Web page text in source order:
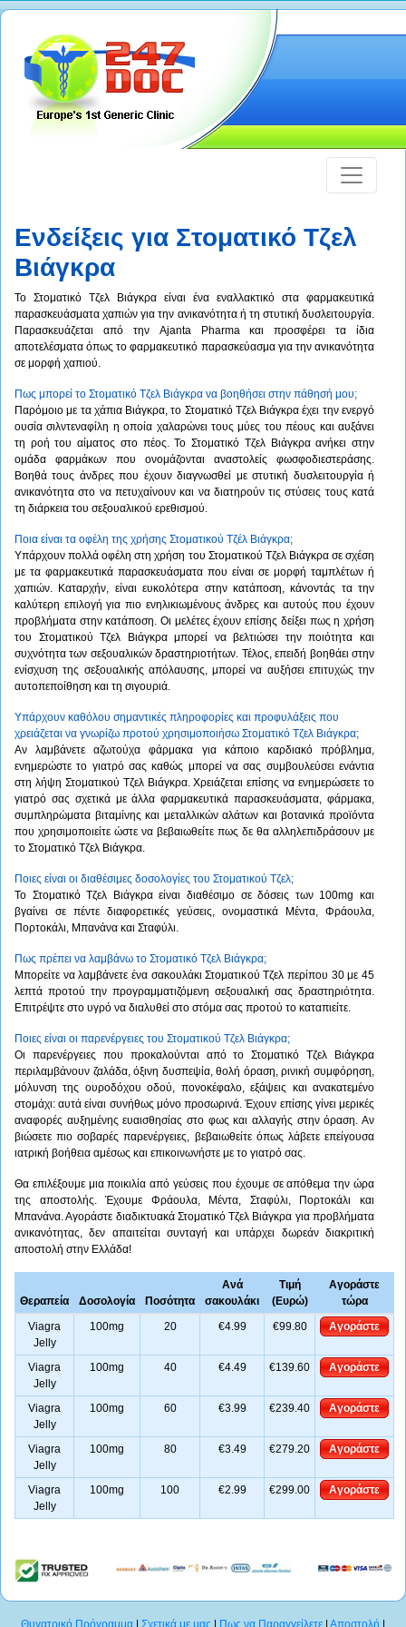
Ενδείξεις για Στοματικό Τζελ
Βιάγκρα
Το Στοματικό Τζελ Βιάγκρα είναι ένα εναλλακτικό στα φαρμακευτικά
παρασκευάσματα χαπιών για την ανικανότητα ή τη στυτική δυσλειτουργία.
Παρασκευάζεται από την Ajanta Pharma και προσφέρει τα ίδια
αποτελέσματα όπως το φαρμακευτικό παρασκεύασμα για την ανικανότητα
σε μορφή χαπιού.
Πως μπορεί το Στοματικό Τζελ Βιάγκρα να βοηθήσει στην πάθησή μου;
Παρόμοιο με τα χάπια Βιάγκρα, το Στοματικό Τζελ Βιάγκρα έχει την ενεργό
ουσία σιλντεναφίλη η οποία χαλαρώνει τους μύες του πέους και αυξάνει
τη ροή του αίματος στο πέος. Το Στοματικό Τζελ Βιάγκρα ανήκει στην
ομάδα φαρμάκων που ονομάζονται αναστολείς φωσφοδιεστεράσης.
Βοηθά τους άνδρες που έχουν διαγνωσθεί με στυτική δυσλειτουργία ή
ανικανότητα στο να πετυχαίνουν και να διατηρούν τις στύσεις τους κατά
τη διάρκεια του σεξουαλικού ερεθισμού.
Ποια είναι τα οφέλη της χρήσης Στοματικού Τζέλ Βιάγκρα;
Υπάρχουν πολλά οφέλη στη χρήση του Στοματικού Τζελ Βιάγκρα σε σχέση
με τα φαρμακευτικά παρασκευάσματα που είναι σε μορφή ταμπλέτων ή
χαπιών. Καταρχήν, είναι ευκολότερα στην κατάποση, κάνοντάς τα την
καλύτερη επιλογή για πιο ενηλικιωμένους άνδρες και αυτούς που έχουν
προβλήματα στην κατάποση. Οι μελέτες έχουν επίσης δείξει πως η χρήση
του Στοματικού Τζελ Βιάγκρα μπορεί να βελτιώσει την ποιότητα και
συχνότητα των σεξουαλικών δραστηριοτήτων. Τέλος, επειδή βοηθάει στην
ενίσχυση της σεξουαλικής απόλαυσης, μπορεί να αυξήσει επιτυχώς την
αυτοπεποίθηση και τη σιγουριά.
Υπάρχουν καθόλου σημαντικές πληροφορίες και προφυλάξεις που
χρειάζεται να γνωρίζω προτού χρησιμοποιήσω Στοματικό Τζελ Βιάγκρα;
Αν λαμβάνετε αζωτούχα φάρμακα για κάποιο καρδιακό πρόβλημα,
ενημερώστε το γιατρό σας καθώς μπορεί να σας συμβουλεύσει ενάντια
στη λήψη Στοματικού Τζελ Βιάγκρα. Χρειάζεται επίσης να ενημερώσετε το
γιατρό σας σχετικά με άλλα φαρμακευτικά παρασκευάσματα, φάρμακα,
συμπληρώματα βιταμίνης και μεταλλικών αλάτων και βοτανικά προϊόντα
που χρησιμοποιείτε ώστε να βεβαιωθείτε πως δε θα αλληλεπιδράσουν με
το Στοματικό Τζελ Βιάγκρα.
Ποιες είναι οι διαθέσιμες δοσολογίες του Στοματικού Τζελ;
Το Στοματικό Τζελ Βιάγκρα είναι διαθέσιμο σε δόσεις των 100mg και
βγαίνει σε πέντε διαφορετικές γεύσεις, ονομαστικά Μέντα, Φράουλα,
Πορτοκάλι, Μπανάνα και Σταφύλι.
Πως πρέπει να λαμβάνω το Στοματικό Τζελ Βιάγκρα;
Μπορείτε να λαμβάνετε ένα σακουλάκι Στοματικού Τζελ περίπου 30 με 45
λεπτά προτού την προγραμματιζόμενη σεξουαλική σας δραστηριότητα.
Επιτρέψτε στο υγρό να διαλυθεί στο στόμα σας προτού το καταπιείτε.
Ποιες είναι οι παρενέργειες του Στοματικού Τζελ Βιάγκρα;
Οι παρενέργειες που προκαλούνται από το Στοματικό Τζελ Βιάγκρα
περιλαμβάνουν ζαλάδα, όξινη δυσπεψία, θολή όραση, ρινική συμφόρηση,
μόλυνση της ουροδόχου οδού, πονοκέφαλο, εξάψεις και ανακατεμένο
στομάχι: αυτά είναι συνήθως μόνο προσωρινά. Έχουν επίσης γίνει μερικές
αναφορές αυξημένης ευαισθησίας στο φως και αλλαγής στην όραση. Αν
βιώσετε πιο σοβαρές παρενέργειες, βεβαιωθείτε όπως λάβετε επείγουσα
ιατρική βοήθεια αμέσως και επικοινωνήστε με το γιατρό σας.
Θα επιλέξουμε μια ποικιλία από γεύσεις που έχουμε σε απόθεμα την ώρα
της αποστολής. Έχουμε Φράουλα, Μέντα, Σταφύλι, Πορτοκάλι και
Μπανάνα. Αγοράστε διαδικτυακά Στοματικό Τζελ Βιάγκρα για προβλήματα
ανικανότητας, δεν απαιτείται συνταγή και υπάρχει δωρεάν διακριτική
αποστολή στην Ελλάδα!
Θεραπεία Δοσολογία Ποσότητα
Ανά
σακουλάκι
Τιμή
(Ευρώ)
Αγοράστε
τώρα
Viagra
Jelly
100mg 20 €4.99 €99.80 Αγοράστε
Viagra
Jelly
100mg 40 €4.49 €139.60 Αγοράστε
Viagra
Jelly
100mg 60 €3.99 €239.40 Αγοράστε
Viagra
Jelly
100mg 80 €3.49 €279.20 Αγοράστε
Viagra
Jelly
100mg 100 €2.99 €299.00 Αγοράστε